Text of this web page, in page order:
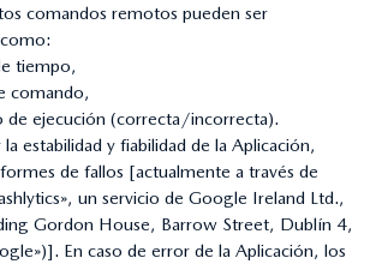
comandos remotos pueden ser
tiempo,
comando,
de ejecución (correcta/incorrecta).
la estabilidad y fiabilidad de la Aplicación,
de fallos [actualmente a través de
un servicio de Google Ireland Ltd.,
Gordon House, Barrow Street, Dublín 4,
En caso de error de la Aplicación, los